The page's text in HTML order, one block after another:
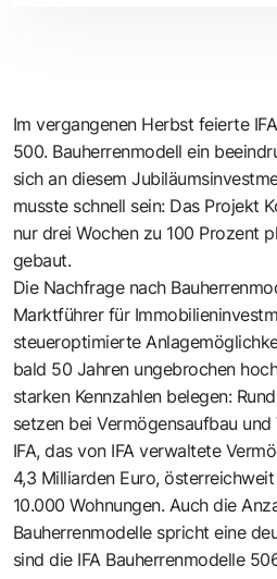
Im vergangenen Herbst ­feierte
500. Bauherrenmodell ein
sich an diesem
musste schnell sein: Das Projekt
nur drei Wochen zu 100 Prozent
gebaut.
Die Nachfrage nach
Marktführer für
steueroptimierte
bald 50 Jahren ungebrochen
starken Kennzahlen belegen:
setzen bei Vermögensaufbau
IFA, das von IFA verwaltete
4,3 Milliarden Euro,
10.000 Wohnungen. Auch die
Bauherrenmodelle spricht eine
sind die IFA Bauherrenmodelle